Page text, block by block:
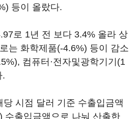
등이 올랐다.
로 1년 전 보다 3.4% 올라 상
는 화학제품(-4.6%) 등이 감소
컴퓨터·전자및광학기기(1
.
시점 달러 기준 수출입금액
수출입금액으로 나눠 산출한